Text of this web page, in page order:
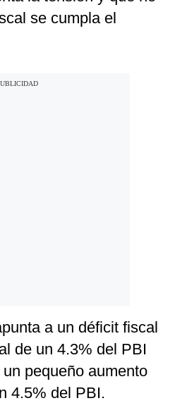
se cumpla el
a un déficit fiscal
de un 4.3% del PBI
pequeño aumento
4.5% del PBI.